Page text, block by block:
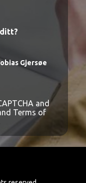
Gjersøe
and
Terms of